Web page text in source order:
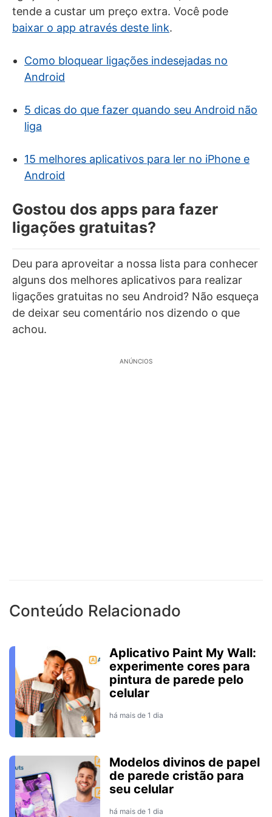
tende a custar um preço extra. Você pode
baixar o app através deste link.
Como bloquear ligações indesejadas no
Android
5 dicas do que fazer quando seu Android não
liga
15 melhores aplicativos para ler no iPhone e
Android
Gostou dos apps para fazer
ligações gratuitas?
Deu para aproveitar a nossa lista para conhecer
alguns dos melhores aplicativos para realizar
ligações gratuitas no seu Android? Não esqueça
de deixar seu comentário nos dizendo o que
achou.
ANÚNCIOS
Conteúdo Relacionado
Aplicativo Paint My Wall:
experimente cores para
pintura de parede pelo
celular
há mais de 1 dia
Modelos divinos de papel
de parede cristão para
seu celular
há mais de 1 dia